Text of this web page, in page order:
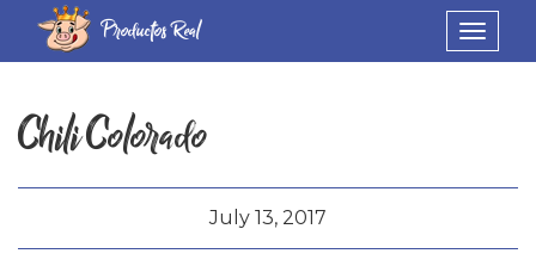
Toggle
Productos Real
Chili Colorado
July 13, 2017